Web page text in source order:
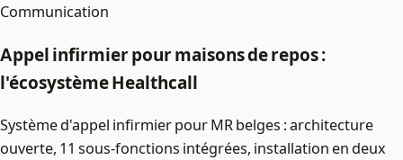
Communication
Appel infirmier pour maisons de repos :
l'écosystème Healthcall
Système d'appel infirmier pour MR belges : architecture
ouverte, 11 sous-fonctions intégrées, installation en deux